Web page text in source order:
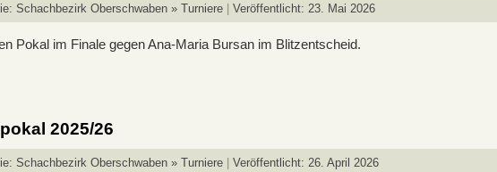
Schachbezirk Oberschwaben » Turniere Veröffentlicht: 23. Mai 2026
Pokal im Finale gegen Ana-Maria Bursan im Blitzentscheid.
2025/26
Schachbezirk Oberschwaben » Turniere Veröffentlicht: 26. April 2026